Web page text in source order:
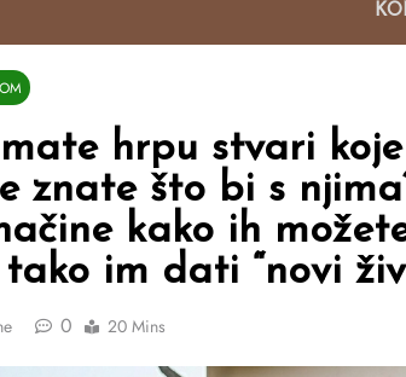
hrpu stvari
znate što bi s
kako ih
im dati “novi
0 20 Mins